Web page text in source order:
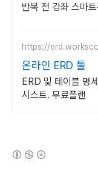
반복 전 강좌 스마
https://
온라인 ERD 툴
ERD 및 테이블 명
시스트. 무료플랜